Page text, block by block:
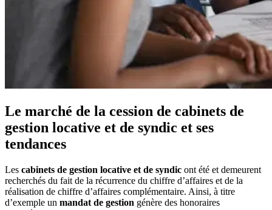
Le marché de la cession de cabinets de
gestion locative et de syndic et ses
tendances
Les cabinets de gestion locative et de syndic ont été et demeurent
recherchés du fait de la récurrence du chiffre d’affaires et de la
réalisation de chiffre d’affaires complémentaire. Ainsi, à titre
d’exemple un mandat de gestion génère des honoraires